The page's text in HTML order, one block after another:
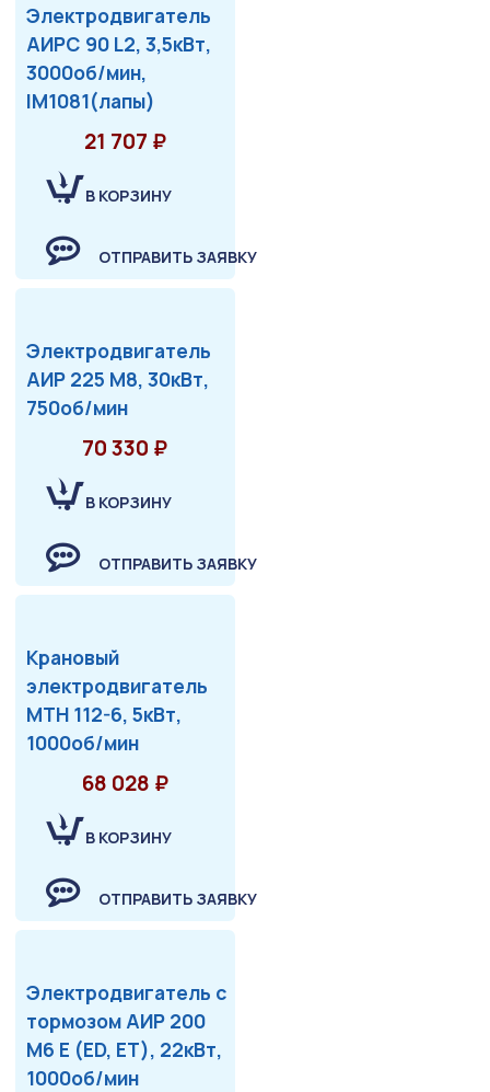
Электродвигатель
АИРС 90 L2, 3,5кВт,
3000об/мин,
IM1081(лапы)
21 707 ₽
В КОРЗИНУ
ОТПРАВИТЬ ЗАЯВКУ
Электродвигатель
АИР 225 М8, 30кВт,
750об/мин
70 330 ₽
В КОРЗИНУ
ОТПРАВИТЬ ЗАЯВКУ
Крановый
электродвигатель
МТН 112-6, 5кВт,
1000об/мин
68 028 ₽
В КОРЗИНУ
ОТПРАВИТЬ ЗАЯВКУ
Электродвигатель с
тормозом АИР 200
М6 Е (ED, ET), 22кВт,
1000об/мин